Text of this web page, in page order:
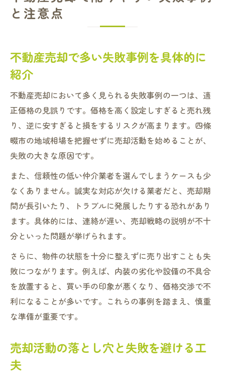
と注意点
不動産売却で多い失敗事例を具体的に
紹介
不動産売却において多く見られる失敗事例の一つは、適
正価格の見誤りです。価格を高く設定しすぎると売れ残
り、逆に安すぎると損をするリスクが高まります。四條
畷市の地域相場を把握せずに売却活動を始めることが、
失敗の大きな原因です。
また、信頼性の低い仲介業者を選んでしまうケースも少
なくありません。誠実な対応が欠ける業者だと、売却期
間が長引いたり、トラブルに発展したりする恐れがあり
ます。具体的には、連絡が遅い、売却戦略の説明が不十
分といった問題が挙げられます。
さらに、物件の状態を十分に整えずに売り出すことも失
敗につながります。例えば、内装の劣化や設備の不具合
を放置すると、買い手の印象が悪くなり、価格交渉で不
利になることが多いです。これらの事例を踏まえ、慎重
な準備が重要です。
売却活動の落とし穴と失敗を避ける工
夫